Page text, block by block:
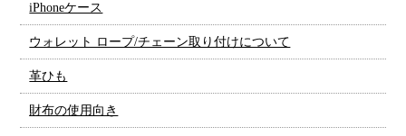
iPhoneケース
ウォレット ロープ/チェーン取り付けについて
革ひも
財布の使用向き